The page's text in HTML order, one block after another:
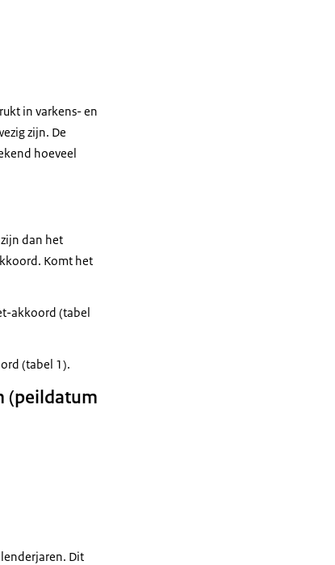
in varkens- en
zijn. De
hoeveel
dan het
Komt het
akkoord (tabel
(tabel 1).
(peildatum
Dit